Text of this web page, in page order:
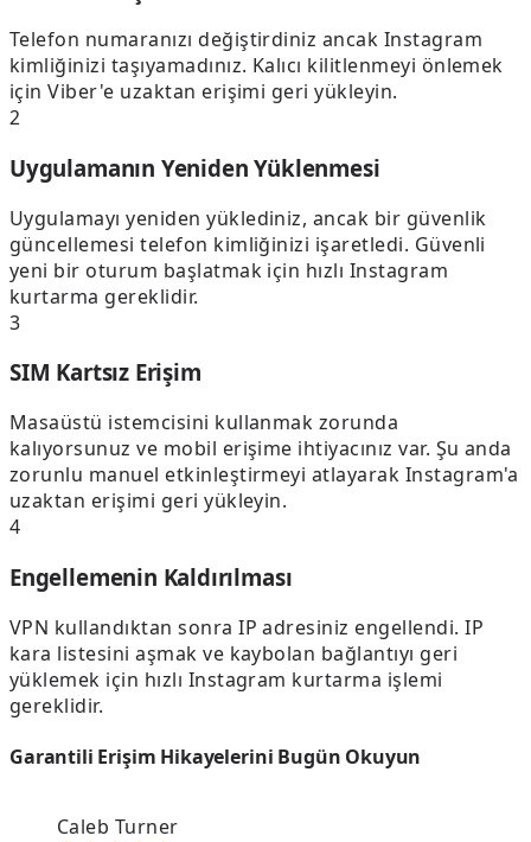
Telefon numaranızı değiştirdiniz ancak Instagram
kimliğinizi taşıyamadınız. Kalıcı kilitlenmeyi önlemek
için Viber'e uzaktan erişimi geri yükleyin.
2
Uygulamanın Yeniden Yüklenmesi
Uygulamayı yeniden yüklediniz, ancak bir güvenlik
güncellemesi telefon kimliğinizi işaretledi. Güvenli
yeni bir oturum başlatmak için hızlı Instagram
kurtarma gereklidir.
3
SIM Kartsız Erişim
Masaüstü istemcisini kullanmak zorunda
kalıyorsunuz ve mobil erişime ihtiyacınız var. Şu anda
zorunlu manuel etkinleştirmeyi atlayarak Instagram'a
uzaktan erişimi geri yükleyin.
4
Engellemenin Kaldırılması
VPN kullandıktan sonra IP adresiniz engellendi. IP
kara listesini aşmak ve kaybolan bağlantıyı geri
yüklemek için hızlı Instagram kurtarma işlemi
gereklidir.
Garantili Erişim Hikayelerini Bugün Okuyun
Caleb Turner